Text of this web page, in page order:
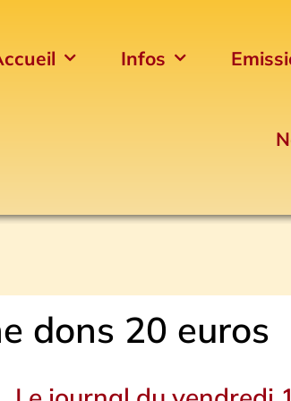
Infos
dons 20 euros